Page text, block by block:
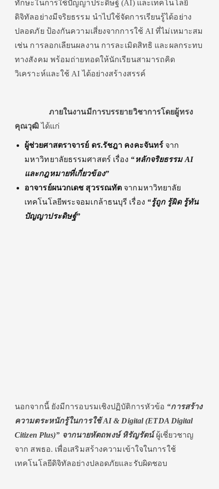
ทักษะในการใช้ปัญญาประดิษฐ์ (AI) และเทคโนโลยี
ดิจิทัลอย่างมีจริยธรรม นำไปใช้จัดการเรียนรู้ได้อย่าง
ปลอดภัย ป้องกันความเสี่ยงจากการใช้ AI ที่ไม่เหมาะสม
เช่น การลอกเลียนผลงาน การละเมิดสิทธิ และผลกระทบ
ทางสังคม พร้อมถ่ายทอดให้นักเรียนสามารถคิด
วิเคราะห์และใช้ AI ได้อย่างสร้างสรรค์
ภายในงานมีการบรรยายวิชาการโดยผู้ทรง
คุณวุฒิ ได้แก่
ผู้ช่วยศาสตราจารย์ ดร.รัชฎา คงคะจันทร์ จาก
มหาวิทยาลัยธรรมศาสตร์ เรื่อง “หลักจริยธรรม AI
และกฎหมายที่เกี่ยวข้อง”
อาจารย์ผนวกเดช สุวรรณทัต จากมหาวิทยาลัย
เทคโนโลยีพระจอมเกล้าธนบุรี เรื่อง “รู้ถูก รู้ผิด รู้ทัน
ปัญญาประดิษฐ์”
นอกจากนี้ ยังมีการอบรมเชิงปฏิบัติการหัวข้อ “การสร้าง
ความตระหนักรู้ในการใช้AI & Digital (ETDA Digital
Citizen Plus)” จากนายหัตถพงษ์ หิรัญรัตน์ ผู้เชี่ยวชาญ
จาก สพธอ. เพื่อเสริมสร้างความเข้าใจในการใช้
เทคโนโลยีดิจิทัลอย่างปลอดภัยและรับผิดชอบ